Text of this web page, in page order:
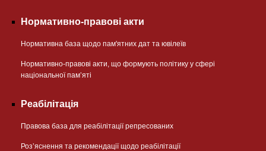
Нормативно-правові акти
Нормативна база щодо пам'ятних дат та ювілеїв
Нормативно-правові акти, що формують політику у сфері
національної памʼяті
Реабілітація
Правова база для реабілітації репресованих
Розʼяснення та рекомендації щодо реабілітації